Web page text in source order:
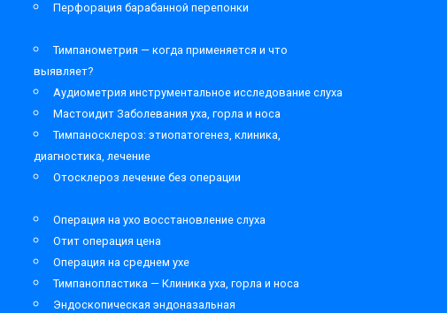
Перфорация барабанной перепонки
Тимпанометрия — когда применяется и что
выявляет?
Аудиометрия инструментальное исследование слуха
Мастоидит Заболевания уха, горла и носа
Тимпаносклероз: этиопатогенез, клиника,
диагностика, лечение
Отосклероз лечение без операции
Операция на ухо восстановление слуха
Отит операция цена
Операция на среднем ухе
Тимпанопластика — Клиника уха, горла и носа
Эндоскопическая эндоназальная